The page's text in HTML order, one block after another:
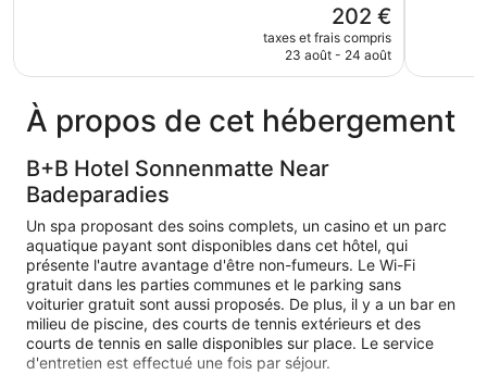
Le
nouveau
prix
202 €
taxes et frais compris
23 août - 24 août
À propos de cet hébergement
B+B Hotel Sonnenmatte Near
Badeparadies
Un spa proposant des soins complets, un casino et un parc
aquatique payant sont disponibles dans cet hôtel, qui
présente l'autre avantage d'être non-fumeurs. Le Wi-Fi
gratuit dans les parties communes et le parking sans
voiturier gratuit sont aussi proposés. De plus, il y a un bar en
milieu de piscine, des courts de tennis extérieurs et des
courts de tennis en salle disponibles sur place. Le service
d'entretien est effectué une fois par séjour.